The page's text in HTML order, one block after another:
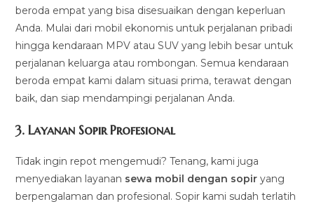
beroda empat yang bisa disesuaikan dengan keperluan
Anda. Mulai dari mobil ekonomis untuk perjalanan pribadi
hingga kendaraan MPV atau SUV yang lebih besar untuk
perjalanan keluarga atau rombongan. Semua kendaraan
beroda empat kami dalam situasi prima, terawat dengan
baik, dan siap mendampingi perjalanan Anda.
3.Layanan Sopir Profesional
Tidak ingin repot mengemudi? Tenang, kami juga
menyediakan layanan sewa mobil dengan sopir yang
berpengalaman dan profesional. Sopir kami sudah terlatih